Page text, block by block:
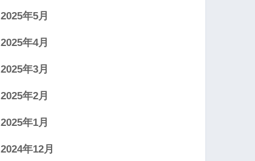
2025年5月
2025年4月
2025年3月
2025年2月
2025年1月
2024年12月